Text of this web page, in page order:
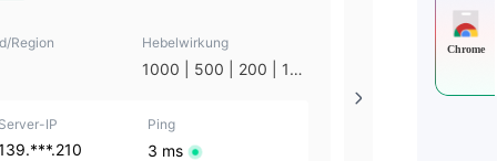
Region Hebelwirkung
1000 | 500 | 200 | 10
Server-IP Ping
3 ms
Land/Region Chrome